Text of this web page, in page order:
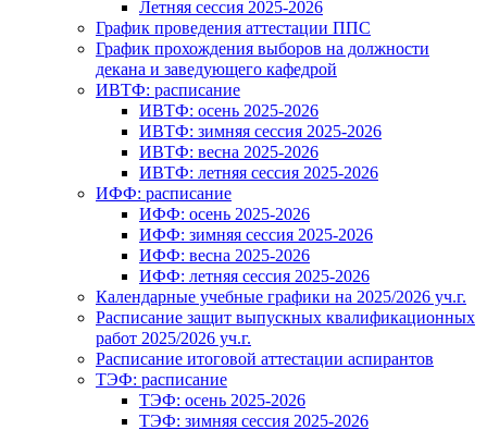
Летняя сессия 2025-2026
График проведения аттестации ППС
График прохождения выборов на должности
декана и заведующего кафедрой
ИВТФ: расписание
ИВТФ: осень 2025-2026
ИВТФ: зимняя сессия 2025-2026
ИВТФ: весна 2025-2026
ИВТФ: летняя сессия 2025-2026
ИФФ: расписание
ИФФ: осень 2025-2026
ИФФ: зимняя сессия 2025-2026
ИФФ: весна 2025-2026
ИФФ: летняя сессия 2025-2026
Календарные учебные графики на 2025/2026 уч.г.
Расписание защит выпускных квалификационных
работ 2025/2026 уч.г.
Расписание итоговой аттестации аспирантов
ТЭФ: расписание
ТЭФ: осень 2025-2026
ТЭФ: зимняя сессия 2025-2026